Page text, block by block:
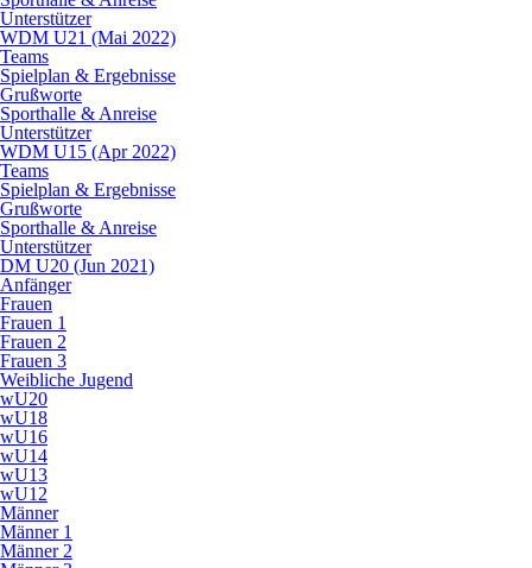
Unterstützer
WDM U21 (Mai 2022)
Teams
Spielplan & Ergebnisse
Grußworte
Sporthalle & Anreise
Unterstützer
WDM U15 (Apr 2022)
Teams
Spielplan & Ergebnisse
Grußworte
Sporthalle & Anreise
Unterstützer
DM U20 (Jun 2021)
Anfänger
Frauen
Frauen 1
Frauen 2
Frauen 3
Weibliche Jugend
wU20
wU18
wU16
wU14
wU13
wU12
Männer
Männer 1
Männer 2